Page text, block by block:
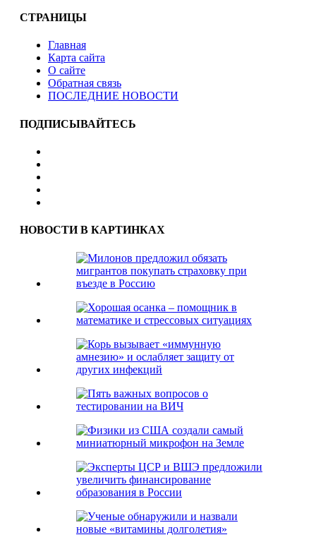
СТРАНИЦЫ
Главная
Карта сайта
О сайте
Обратная связь
ПОСЛЕДНИЕ НОВОСТИ
ПОДПИСЫВАЙТЕСЬ
НОВОСТИ В КАРТИНКАХ